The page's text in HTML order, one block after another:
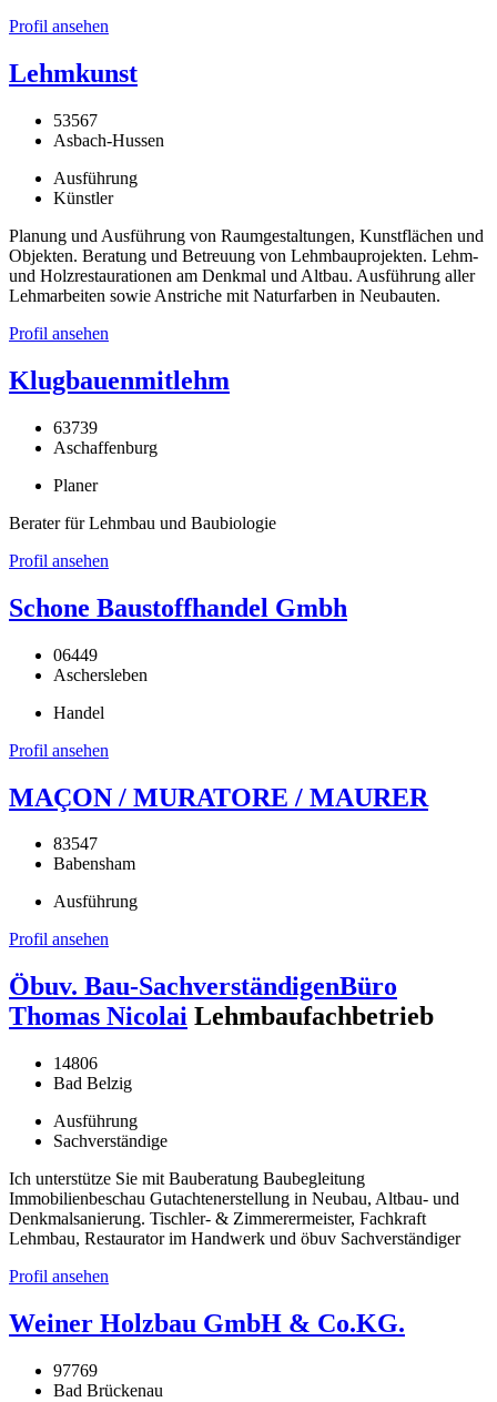
Profil ansehen
Lehmkunst
53567
Asbach-Hussen
Ausführung
Künstler
Planung und Ausführung von Raumgestaltungen, Kunstflächen und
Objekten. Beratung und Betreuung von Lehmbauprojekten. Lehm-
und Holzrestaurationen am Denkmal und Altbau. Ausführung aller
Lehmarbeiten sowie Anstriche mit Naturfarben in Neubauten.
Profil ansehen
Klugbauenmitlehm
63739
Aschaffenburg
Planer
Berater für Lehmbau und Baubiologie
Profil ansehen
Schone Baustoffhandel Gmbh
06449
Aschersleben
Handel
Profil ansehen
MAÇON / MURATORE / MAURER
83547
Babensham
Ausführung
Profil ansehen
Öbuv. Bau-SachverständigenBüro
Thomas Nicolai Lehmbaufachbetrieb
14806
Bad Belzig
Ausführung
Sachverständige
Ich unterstütze Sie mit Bauberatung Baubegleitung
Immobilienbeschau Gutachtenerstellung in Neubau, Altbau- und
Denkmalsanierung. Tischler- & Zimmerermeister, Fachkraft
Lehmbau, Restaurator im Handwerk und öbuv Sachverständiger
Profil ansehen
Weiner Holzbau GmbH & Co.KG.
97769
Bad Brückenau